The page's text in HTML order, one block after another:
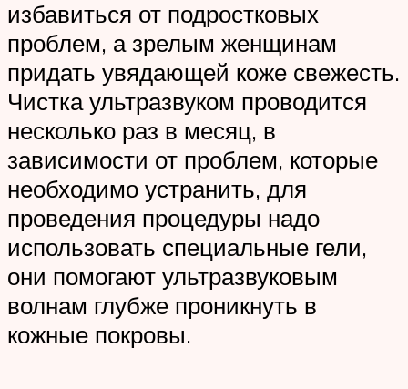
избавиться от подростковых
проблем, а зрелым женщинам
придать увядающей коже свежесть.
Чистка ультразвуком проводится
несколько раз в месяц, в
зависимости от проблем, которые
необходимо устранить, для
проведения процедуры надо
использовать специальные гели,
они помогают ультразвуковым
волнам глубже проникнуть в
кожные покровы.